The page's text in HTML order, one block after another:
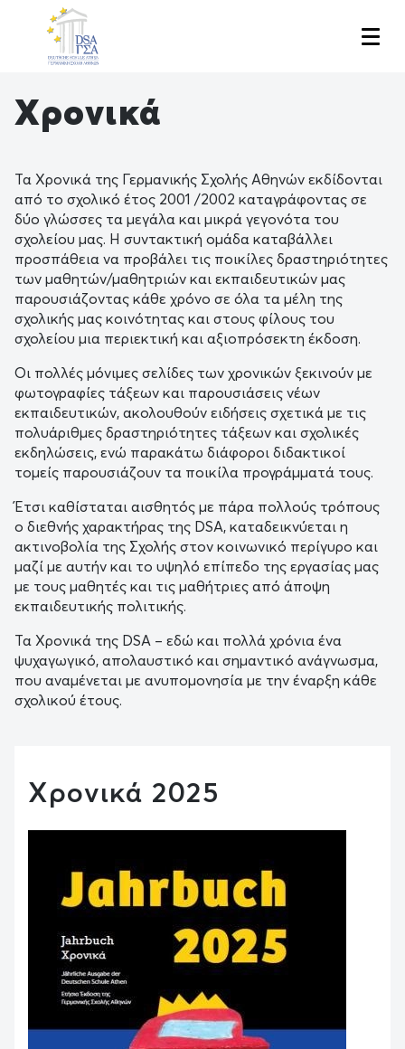
content
Χρονικά
Τα Χρονικά της Γερμανικής Σχολής Αθηνών εκδίδονται
από το σχολικό έτος 2001 /2002 καταγράφοντας σε
δύο γλώσσες τα μεγάλα και μικρά γεγονότα του
σχολείου μας. Η συντακτική ομάδα καταβάλλει
προσπάθεια να προβάλει τις ποικίλες δραστηριότητες
των μαθητών/μαθητριών και εκπαιδευτικών μας
παρουσιάζοντας κάθε χρόνο σε όλα τα μέλη της
σχολικής μας κοινότητας και στους φίλους του
σχολείου μια περιεκτική και αξιοπρόσεκτη έκδοση.
Οι πολλές μόνιμες σελίδες των χρονικών ξεκινούν με
φωτογραφίες τάξεων και παρουσιάσεις νέων
εκπαιδευτικών, ακολουθούν ειδήσεις σχετικά με τις
πολυάριθμες δραστηριότητες τάξεων και σχολικές
εκδηλώσεις, ενώ παρακάτω διάφοροι διδακτικοί
τομείς παρουσιάζουν τα ποικίλα προγράμματά τους.
Έτσι καθίσταται αισθητός με πάρα πολλούς τρόπους
ο διεθνής χαρακτήρας της DSA, καταδεικνύεται η
ακτινοβολία της Σχολής στον κοινωνικό περίγυρο και
μαζί με αυτήν και το υψηλό επίπεδο της εργασίας μας
με τους μαθητές και τις μαθήτριες από άποψη
εκπαιδευτικής πολιτικής.
Τα Χρονικά της DSA – εδώ και πολλά χρόνια ένα
ψυχαγωγικό, απολαυστικό και σημαντικό ανάγνωσμα,
που αναμένεται με ανυπομονησία με την έναρξη κάθε
σχολικού έτους.
Χρονικά 2025